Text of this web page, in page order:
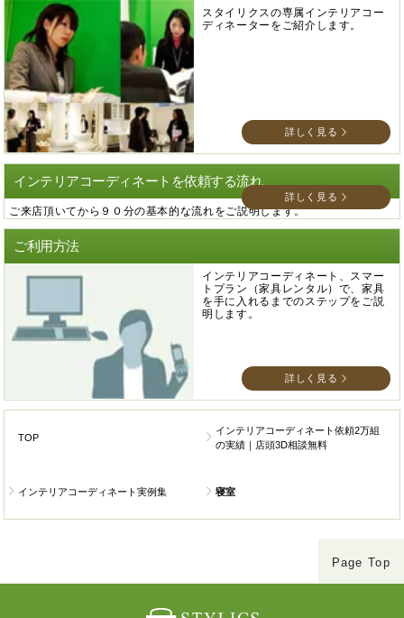
スタイリクスの専属インテリアコー
ディネーターをご紹介します。
詳しく見る
インテリアコーディネートを依頼する流れ
ご来店頂いてから９０分の基本的な流れをご説明します。
詳しく見る
ご利用方法
インテリアコーディネート、スマー
トプラン（家具レンタル）で、家具
を手に入れるまでのステップをご説
明します。
詳しく見る
TOP
インテリアコーディネート依頼2万組
の実績｜店頭3D相談無料
インテリアコーディネート実例集 寝室
Page Top